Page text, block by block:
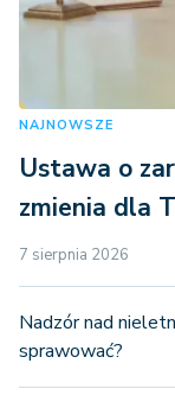
NAJNOWSZE
Ustawa o
zmienia dla
7 sierpnia 2026
Nadzór nad
sprawować?